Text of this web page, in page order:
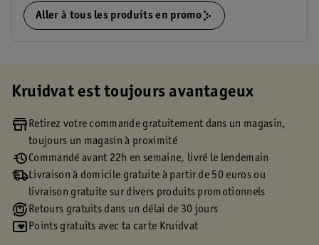
Aller à tous les produits en promo
Kruidvat est toujours avantageux
Retirez votre commande gratuitement dans un magasin,
toujours un magasin à proximité
Commandé avant 22h en semaine, livré le lendemain
Livraison à domicile gratuite à partir de 50 euros ou
livraison gratuite sur divers produits promotionnels
Retours gratuits dans un délai de 30 jours
Points gratuits avec ta carte Kruidvat